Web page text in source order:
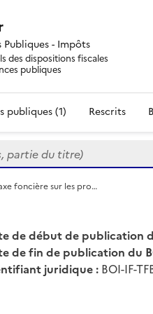
- Impôts
des dispositions fiscales
publiques
publiques (1) Rescrits
du titre)
foncière sur les pro…
de début de publication
de fin de publication du
juridique : BOI-IF-